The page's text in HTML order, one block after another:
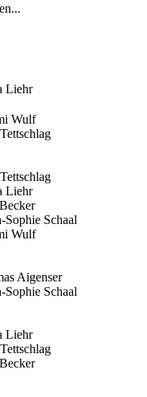
Liehr
Wulf
Liehr
Sophie Schaal
Wulf
Aigenser
Sophie Schaal
Liehr